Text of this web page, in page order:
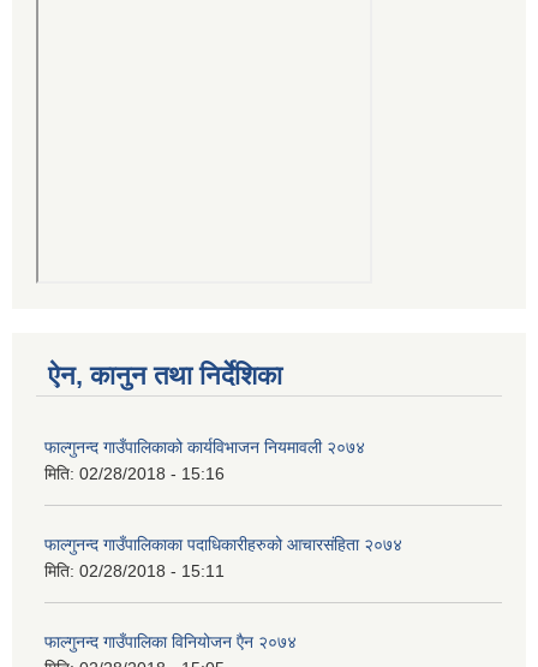
ऐन, कानुन तथा निर्देशिका
फाल्गुनन्द गाउँपालिकाको कार्यविभाजन नियमावली २०७४
मिति: 02/28/2018 - 15:16
फाल्गुनन्द गाउँपालिकाका पदाधिकारीहरुको आचारसंहिता २०७४
मिति: 02/28/2018 - 15:11
फाल्गुनन्द गाउँपालिका विनियोजन एैन २०७४